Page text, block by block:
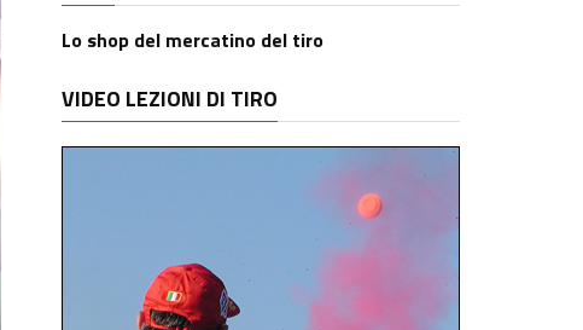
Lo shop del mercatino del tiro
VIDEO LEZIONI DI TIRO